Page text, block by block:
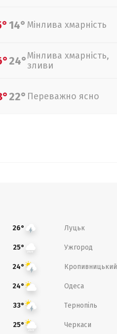
14° Мінлива хмарність
24°Мінлива хмарність,
зливи
22° Переважно ясно
26° Луцьк
25° Ужгород
24° Кропивницький
24° Одеса
33° Тернопіль
25° Черкаси